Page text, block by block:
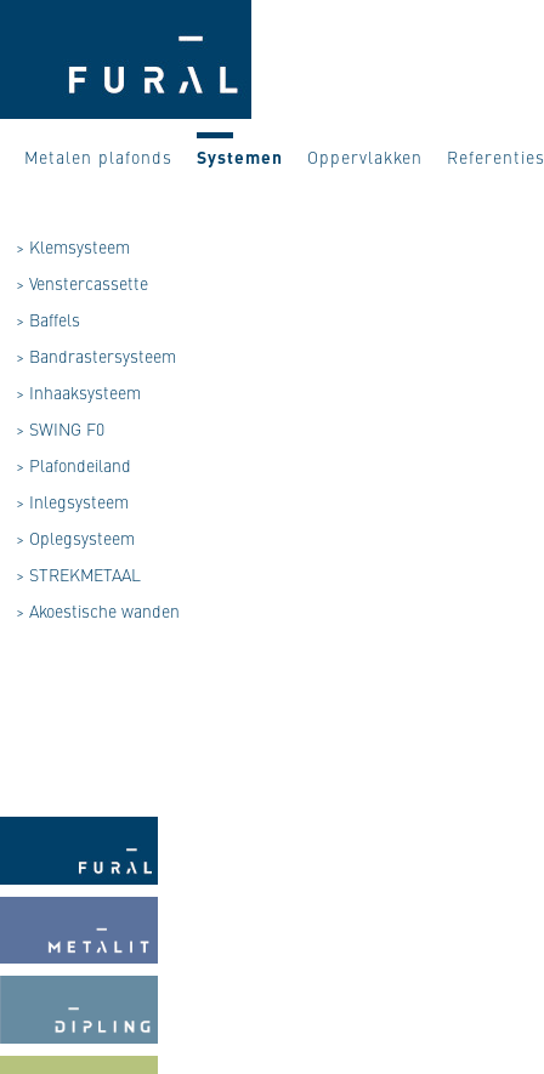
Metalen plafonds Systemen Oppervlakken Referenties
> Klemsysteem
> Venstercassette
> Baffels
> Bandrastersysteem
> Inhaaksysteem
> SWING F0
> Plafondeiland
> Inlegsysteem
> Oplegsysteem
> STREKMETAAL
> Akoestische wanden